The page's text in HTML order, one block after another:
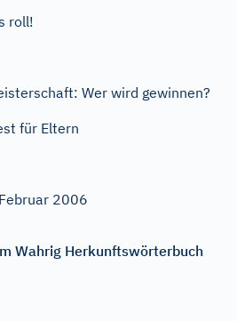
roll!
Wer wird gewinnen?
für Eltern
2006
Wahrig Herkunftswörterbuch